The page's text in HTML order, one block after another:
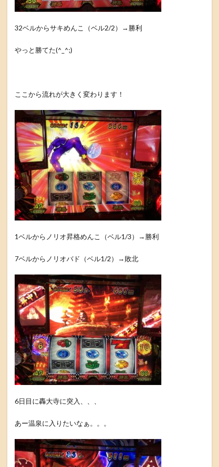
32ベルからサキめんこ（ベル2/2）→勝利
やっと勝てた(^_^;)
ここから流れが大きく変わります！
1ベルからノリオ昇格めんこ（ベル1/3）→勝利
7ベルからノリオバド（ベル1/2）→敗北
6日目に轟大寺に突入、、、
あー温泉に入りたいなぁ。。。